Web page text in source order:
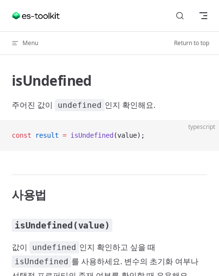
Skip to content
Menu Return to top
isUndefined
주어진 값이 undefined 인지 확인해요.
typescript
const result = isUndefined (value);
사용법
isUndefined(value)
값이 undefined 인지 확인하고 싶을 때
isUndefined 를 사용하세요. 변수의 초기화 여부나